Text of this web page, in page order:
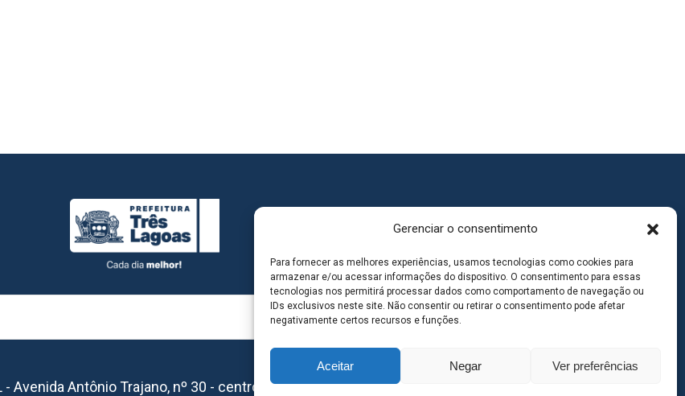
Gerenciar o consentimento
Para fornecer as melhores experiências, usamos tecnologias como cookies para
armazenar e/ou acessar informações do dispositivo. O consentimento para essas
tecnologias nos permitirá processar dados como comportamento de navegação ou
IDs exclusivos neste site. Não consentir ou retirar o consentimento pode afetar
negativamente certos recursos e funções.
Aceitar Negar Ver preferências
- Avenida Antônio Trajano, nº 30 - centro - Três Lagoas MS | Contato: 67 98139-3237